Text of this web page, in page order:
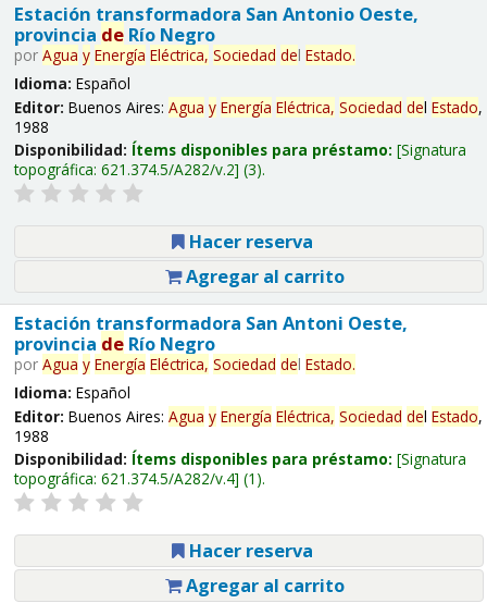
Estación transformadora San Antonio Oeste,
provincia deRío Negro
por Agua y Energía Eléctrica, Sociedad del Estado.
Idioma: Español
Editor: Buenos Aires: Agua y Energía Eléctrica, Sociedad del Estado,
1988
Disponibilidad: Ítems disponibles para préstamo: Signatura
topográfica: 621.374.5/A282/v.2 (3).
Hacer reserva
Agregar al carrito
Estación transformadora San Antoni Oeste,
provincia deRío Negro
por Agua y Energía Eléctrica, Sociedad del Estado.
Idioma: Español
Editor: Buenos Aires: Agua y Energía Eléctrica, Sociedad del Estado,
1988
Disponibilidad: Ítems disponibles para préstamo: Signatura
topográfica: 621.374.5/A282/v.4 (1).
Hacer reserva
Agregar al carrito